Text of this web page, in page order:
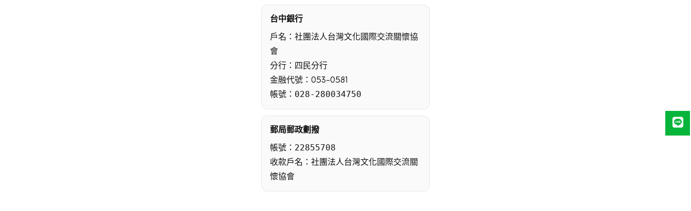
台中銀行
戶名：社團法人台灣文化國際交流關懷協
會
分行：四民分行
金融代號：053-0581
帳號： 028-280034750
郵局郵政劃撥
帳號： 22855708
收款戶名：社團法人台灣文化國際交流關
懷協會